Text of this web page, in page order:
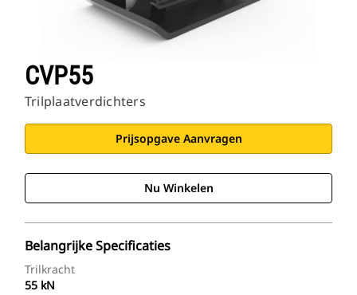
CVP55
Trilplaatverdichters
Prijsopgave Aanvragen
Nu Winkelen
Belangrijke Specificaties
Trilkracht
55 kN